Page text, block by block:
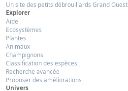
Un site des petits débrouillards Grand Ouest
Explorer
Aide
Ecosystèmes
Plantes
Animaux
Champignons
Classification des espèces
Recherche avancée
Proposer des améliorations
Univers